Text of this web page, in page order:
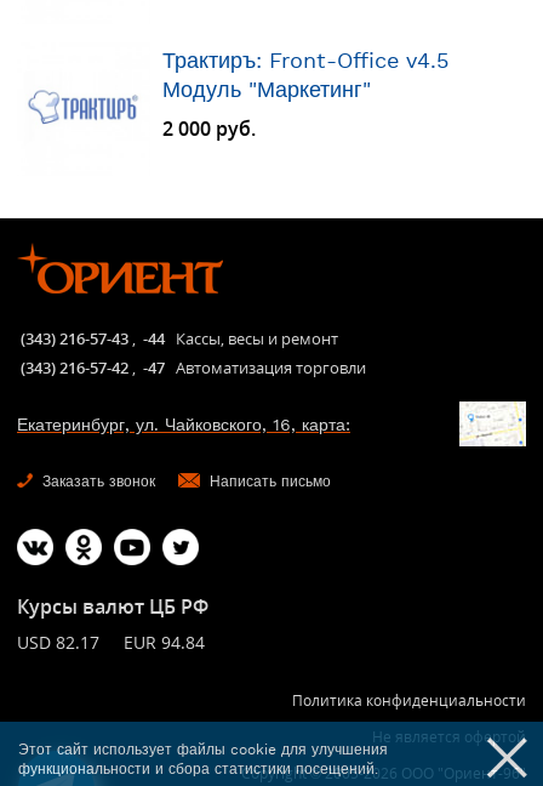
Трактиръ: Front-Office v4.5
Модуль "Маркетинг"
2 000 руб.
(343) 216-57-43 , -44 Кассы, весы и ремонт
(343) 216-57-42 , -47 Автоматизация торговли
Екатеринбург, ул. Чайковского, 16, карта:
Заказать звонок Написать письмо
Курсы валют ЦБ РФ
USD 82.17 EUR 94.84
Политика конфиденциальности
Не является офертой
Copyright © 2005-2026 ООО "Ориент-96"
Этот сайт использует файлы cookie для улучшения
функциональности и сбора статистики посещений.